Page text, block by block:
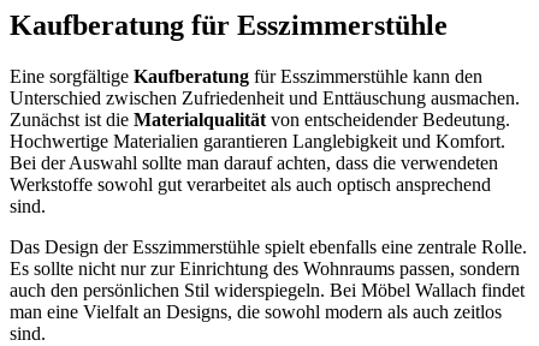
Kaufberatung für Esszimmerstühle
Eine sorgfältige Kaufberatung für Esszimmerstühle kann den
Unterschied zwischen Zufriedenheit und Enttäuschung ausmachen.
Zunächst ist die Materialqualität von entscheidender Bedeutung.
Hochwertige Materialien garantieren Langlebigkeit und Komfort.
Bei der Auswahl sollte man darauf achten, dass die verwendeten
Werkstoffe sowohl gut verarbeitet als auch optisch ansprechend
sind.
Das Design der Esszimmerstühle spielt ebenfalls eine zentrale Rolle.
Es sollte nicht nur zur Einrichtung des Wohnraums passen, sondern
auch den persönlichen Stil widerspiegeln. Bei Möbel Wallach findet
man eine Vielfalt an Designs, die sowohl modern als auch zeitlos
sind.